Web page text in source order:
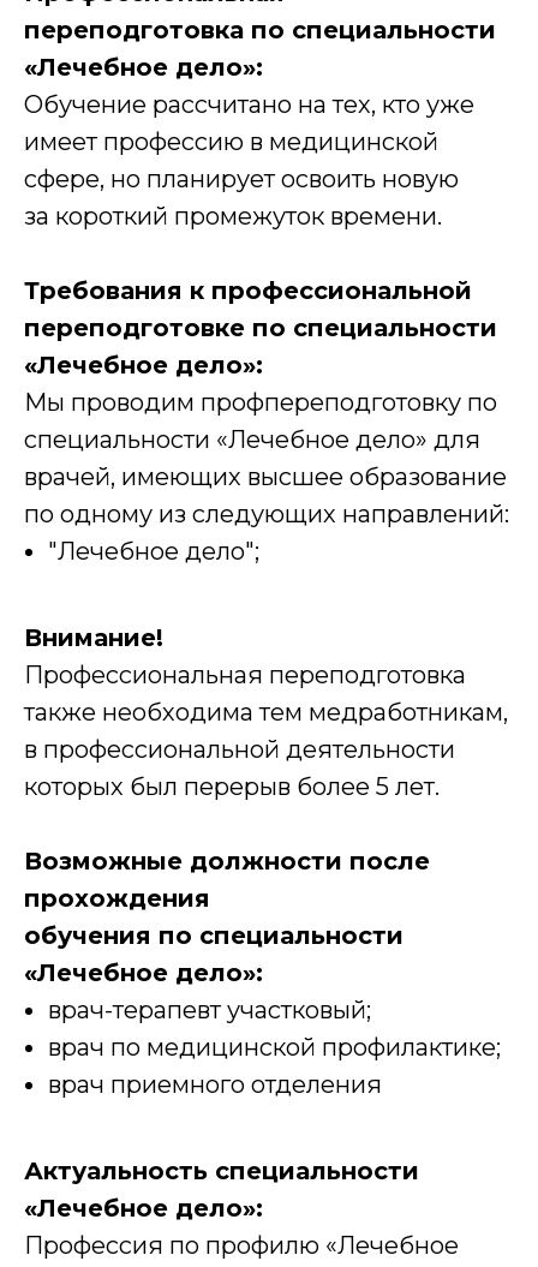
переподготовка по специальности
«Лечебное дело»:
Обучение рассчитано на тех, кто уже
имеет профессию в медицинской
сфере, но планирует освоить новую
за короткий промежуток времени.
Требования к профессиональной
переподготовке по специальности
«Лечебное дело»:
Мы проводим профпереподготовку по
специальности «Лечебное дело» для
врачей, имеющих высшее образование
по одному из следующих направлений:
"Лечебное дело";
Внимание!
Профессиональная переподготовка
также необходима тем медработникам,
в профессиональной деятельности
которых был перерыв более 5 лет.
Возможные должности после
прохождения
обучения по специальности
«Лечебное дело»:
врач-терапевт участковый;
врач по медицинской профилактике;
врач приемного отделения
Актуальность специальности
«Лечебное дело»:
Профессия по профилю «Лечебное